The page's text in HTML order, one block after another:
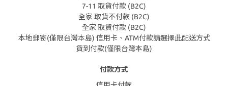
7-11 取貨付款 (B2C)
全家 取貨不付款 (B2C)
全家 取貨付款 (B2C)
本地郵寄(僅限台灣本島) 信用卡、ATM付款請選擇此配送方式
貨到付款(僅限台灣本島)
付款方式